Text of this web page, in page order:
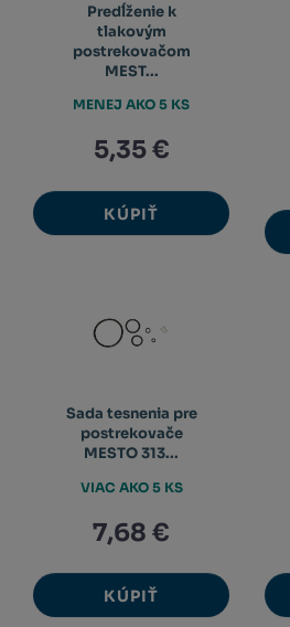
Predĺženie k
tlakovým
postrekovačom
MEST...
5,35 €
KÚPIŤ
MENEJ AKO 5 KS
Sada tesnenia pre
postrekovače
MESTO 313...
7,68 €
KÚPIŤ
VIAC AKO 5 KS